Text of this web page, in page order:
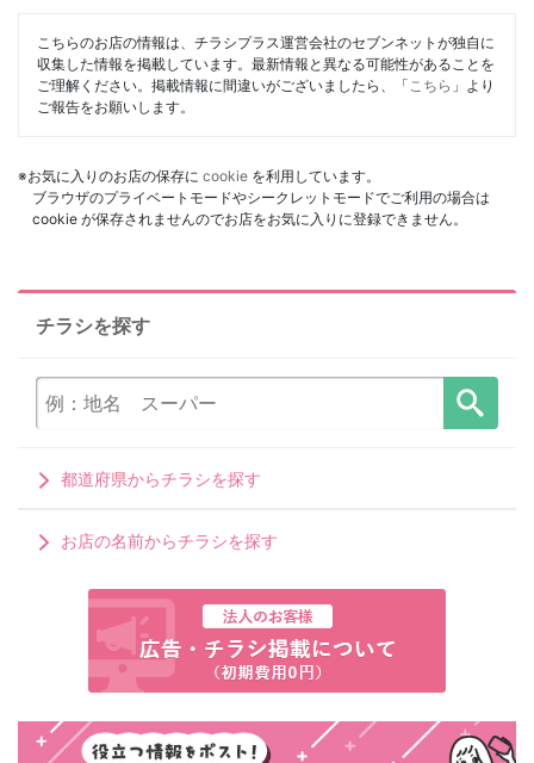
こちらのお店の情報は、チラシプラス運営会社のセブンネットが独自に
収集した情報を掲載しています。最新情報と異なる可能性があることを
ご理解ください。掲載情報に間違いがございましたら、「 こちら 」より
ご報告をお願いします。
※お気に入りのお店の保存に cookie を利用しています。
ブラウザのプライベートモードやシークレットモードでご利用の場合は
cookie が保存されませんのでお店をお気に入りに登録できません。
チラシを探す
都道府県からチラシを探す
お店の名前からチラシを探す